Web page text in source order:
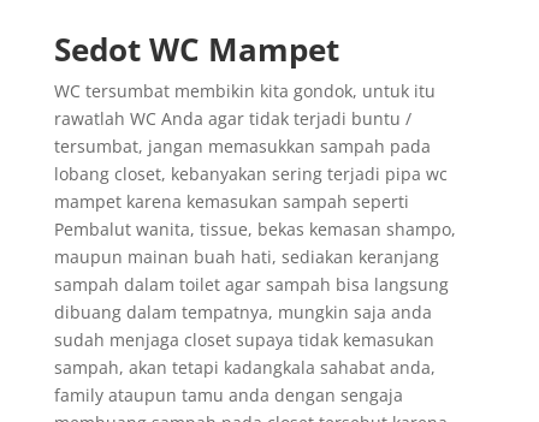
Sedot WC Mampet
WC tersumbat membikin kita gondok, untuk itu
rawatlah WC Anda agar tidak terjadi buntu /
tersumbat, jangan memasukkan sampah pada
lobang closet, kebanyakan sering terjadi pipa wc
mampet karena kemasukan sampah seperti
Pembalut wanita, tissue, bekas kemasan shampo,
maupun mainan buah hati, sediakan keranjang
sampah dalam toilet agar sampah bisa langsung
dibuang dalam tempatnya, mungkin saja anda
sudah menjaga closet supaya tidak kemasukan
sampah, akan tetapi kadangkala sahabat anda,
family ataupun tamu anda dengan sengaja